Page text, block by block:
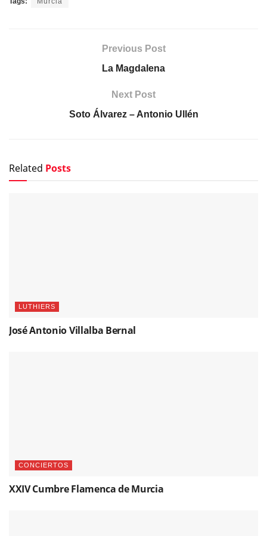
Previous Post
La Magdalena
Next Post
Soto Álvarez – Antonio Ullén
Related Posts
LUTHIERS
José Antonio Villalba Bernal
CONCIERTOS
XXIV Cumbre Flamenca de Murcia